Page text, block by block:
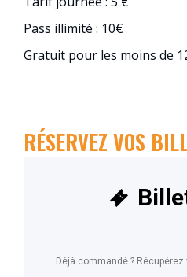
Pass illimité : 10€
Gratuit pour les moins de
RÉSERVEZ VOS